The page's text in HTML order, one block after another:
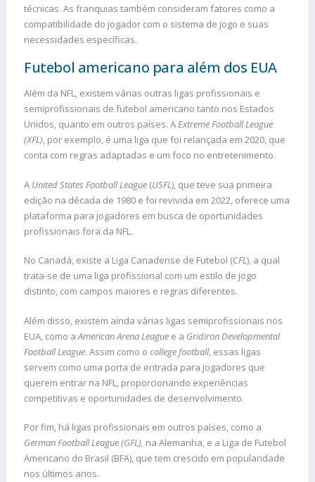
técnicas. As franquias também consideram fatores como a
compatibilidade do jogador com o sistema de jogo e suas
necessidades específicas.
Futebol americano para além dos EUA
Além da NFL, existem várias outras ligas profissionais e
semiprofissionais de futebol americano tanto nos Estados
Unidos, quanto em outros países. AExtreme Football League
(XFL), por exemplo, é uma liga que foi relançada em 2020, que
conta com regras adaptadas e um foco no entretenimento.
A United States Football League (USFL), que teve sua primeira
edição na década de 1980 e foi revivida em 2022, oferece uma
plataforma para jogadores em busca de oportunidades
profissionais fora da NFL.
No Canadá, existe a Liga Canadense de Futebol (CFL), a qual
trata-se de uma liga profissional com um estilo de jogo
distinto, com campos maiores e regras diferentes.
Além disso, existem ainda várias ligas semiprofissionais nos
EUA, como aAmerican Arena League e a Gridiron Developmental
Football League. Assim como o college football, essas ligas
servem como uma porta de entrada para jogadores que
querem entrar na NFL, proporcionando experiências
competitivas e oportunidades de desenvolvimento.
Por fim, há ligas profissionais em outros países, como a
German Football League (GFL), na Alemanha, e a Liga de Futebol
Americano do Brasil (BFA), que tem crescido em popularidade
nos últimos anos.